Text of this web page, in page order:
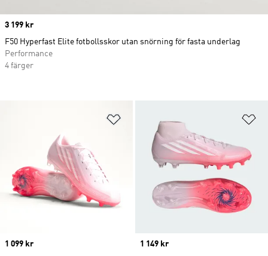
Price
1 099 kr
Price
1 149 kr
Price
3 199 kr
F50 Hyperfast Elite fotbollsskor utan snörning för fasta underlag
Performance
4 färger